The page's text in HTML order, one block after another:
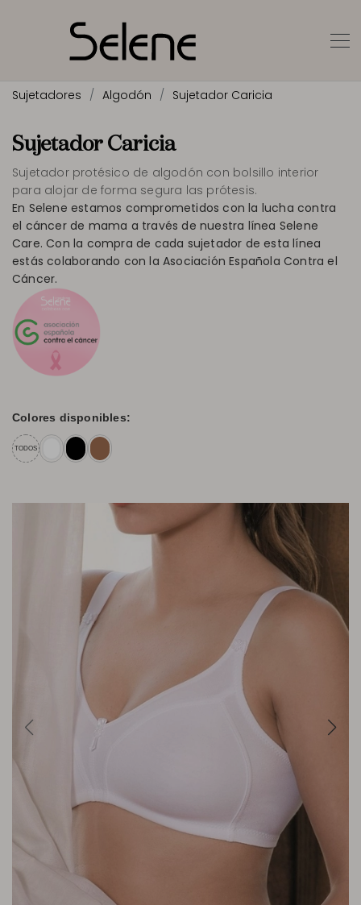
Sujetadores Algodón Sujetador Caricia
Sujetador Caricia
Sujetador protésico de algodón con bolsillo interior
para alojar de forma segura las prótesis.
En Selene estamos comprometidos con la lucha contra
el cáncer de mama a través de nuestra línea Selene
Care. Con la compra de cada sujetador de esta línea
estás colaborando con la Asociación Española Contra el
Cáncer.
Colores disponibles:
TODOS